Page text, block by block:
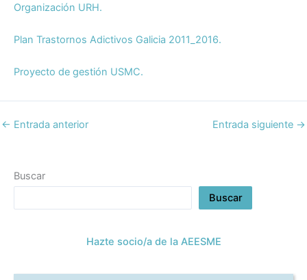
Organización URH.
Plan Trastornos Adictivos Galicia 2011_2016.
Proyecto de gestión USMC.
← Entrada anterior Entrada siguiente →
Buscar
Buscar
Hazte socio/a de la AEESME